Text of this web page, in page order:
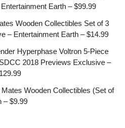
Earth – $99.99
Wooden Collectibles Set of 3
– Entertainment Earth – $14.99
Hyperphase Voltron 5-Piece
2018 Previews Exclusive –
Wooden Collectibles (Set of
– $9.99